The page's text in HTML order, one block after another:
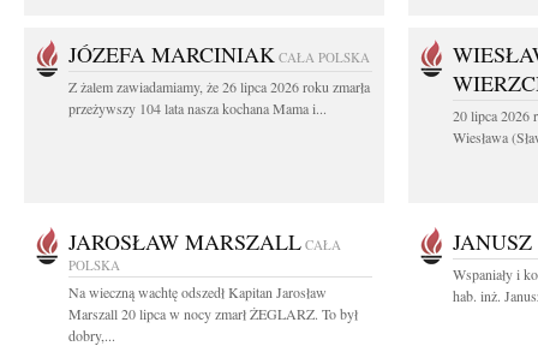
JÓZEFA MARCINIAK CAŁA POLSKA
Z żalem zawiadamiamy, że 26 lipca 2026 roku zmarła
przeżywszy 104 lata nasza kochana Mama i...
20 lipca 2026
Wiesława
JAROSŁAW MARSZALL CAŁA
POLSKA
Na wieczną wachtę odszedł Kapitan Jarosław
Marszall 20 lipca w nocy zmarł ŻEGLARZ. To był
dobry,...
Wspaniały i
hab. inż.